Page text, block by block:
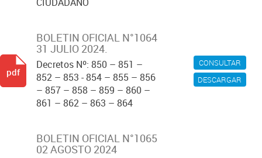
CONSULTAR
DESCARGAR
BOLETIN OFICIAL N°1064
31 JULIO 2024.
Decretos Nº: 850 – 851 –
852 – 853 - 854 – 855 – 856
– 857 – 858 – 859 – 860 –
861 – 862 – 863 – 864
pdf
BOLETIN OFICIAL N°1065
02 AGOSTO 2024